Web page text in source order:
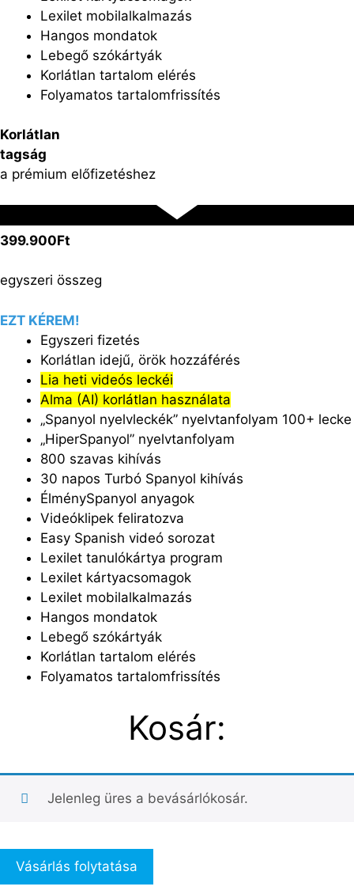
Lexilet mobilalkalmazás
Hangos mondatok
Lebegő szókártyák
Korlátlan tartalom elérés
Folyamatos tartalomfrissítés
Korlátlan
tagság
a prémium előfizetéshez
399.900Ft
egyszeri összeg
EZT KÉREM!
Egyszeri fizetés
Korlátlan idejű, örök hozzáférés
Lia heti videós leckéi
Alma (AI) korlátlan használata
„Spanyol nyelvleckék” nyelvtanfolyam 100+ lecke
„HiperSpanyol” nyelvtanfolyam
800 szavas kihívás
30 napos Turbó Spanyol kihívás
ÉlménySpanyol anyagok
Videóklipek feliratozva
Easy Spanish videó sorozat
Lexilet tanulókártya program
Lexilet kártyacsomagok
Lexilet mobilalkalmazás
Hangos mondatok
Lebegő szókártyák
Korlátlan tartalom elérés
Folyamatos tartalomfrissítés
Kosár:
Jelenleg üres a bevásárlókosár.
Vásárlás folytatása